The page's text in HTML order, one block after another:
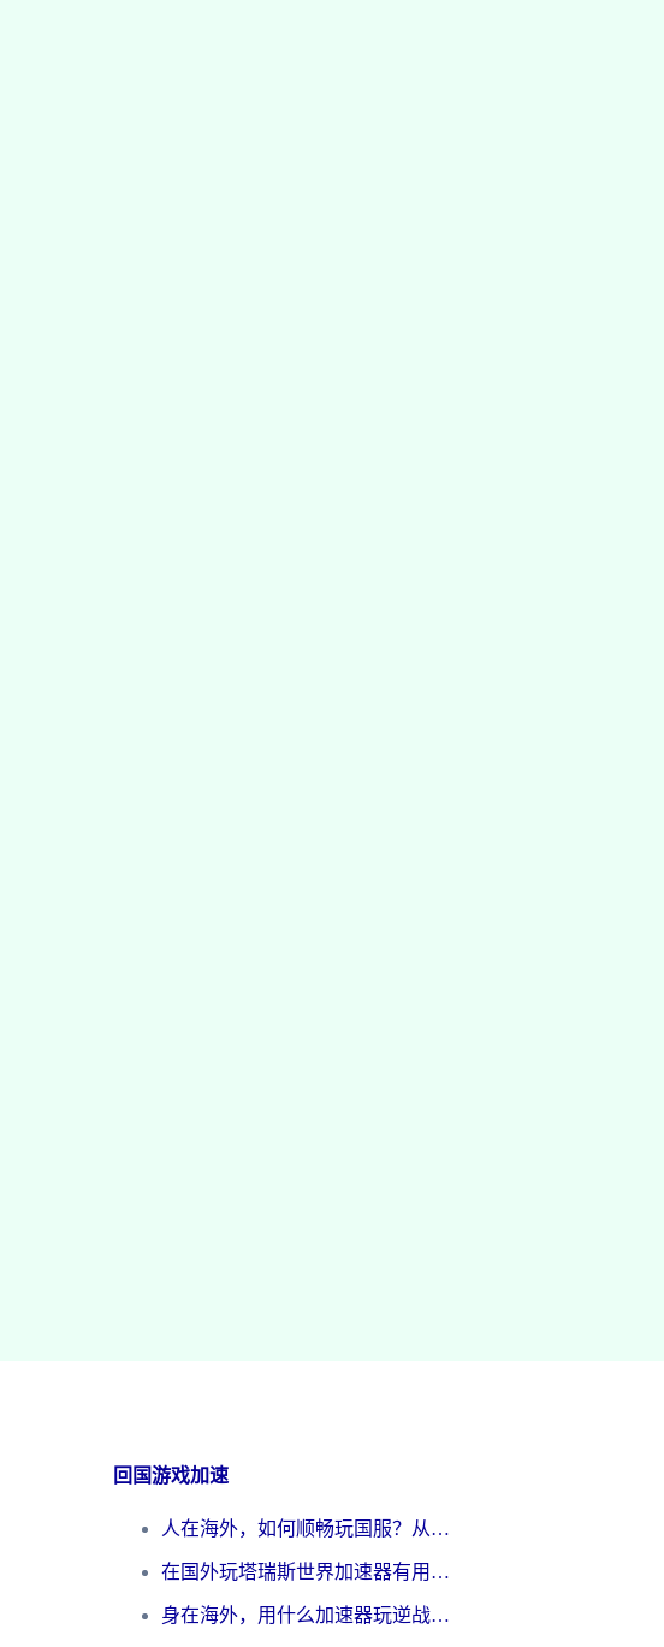
回国游戏加速
人在海外，如何顺畅玩国服？从《王者荣耀》到《云图计划》的加速器终极指南
在国外玩塔瑞斯世界加速器有用吗？海外玩家亲测后的真实答案
身在海外，用什么加速器玩逆战才能告别延迟？